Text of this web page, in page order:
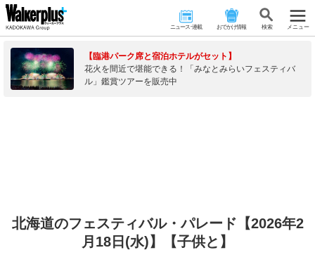
ニュース･連載 おでかけ情報 検 索 メニュー
【臨港パーク席と宿泊ホテルがセット】
花火を間近で堪能できる！「みなとみらいフェスティバ
ル」鑑賞ツアーを販売中
北海道のフェスティバル・パレード【2026年2
月18日(水)】【子供と】